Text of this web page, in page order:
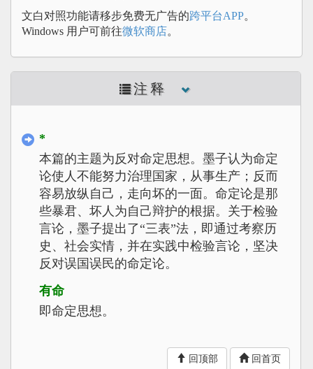
文白对照功能请移步免费无广告的跨平台APP。
Windows 用户可前往微软商店。
注释
*
本篇的主题为反对命定思想。墨子认为命定
论使人不能努力治理国家，从事生产；反而
容易放纵自己，走向坏的一面。命定论是那
些暴君、坏人为自己辩护的根据。关于检验
言论，墨子提出了“三表”法，即通过考察历
史、社会实情，并在实践中检验言论，坚决
反对误国误民的命定论。
有命
即命定思想。
此句中“命”，按刘昶说当为“力”。
回顶部 回首页